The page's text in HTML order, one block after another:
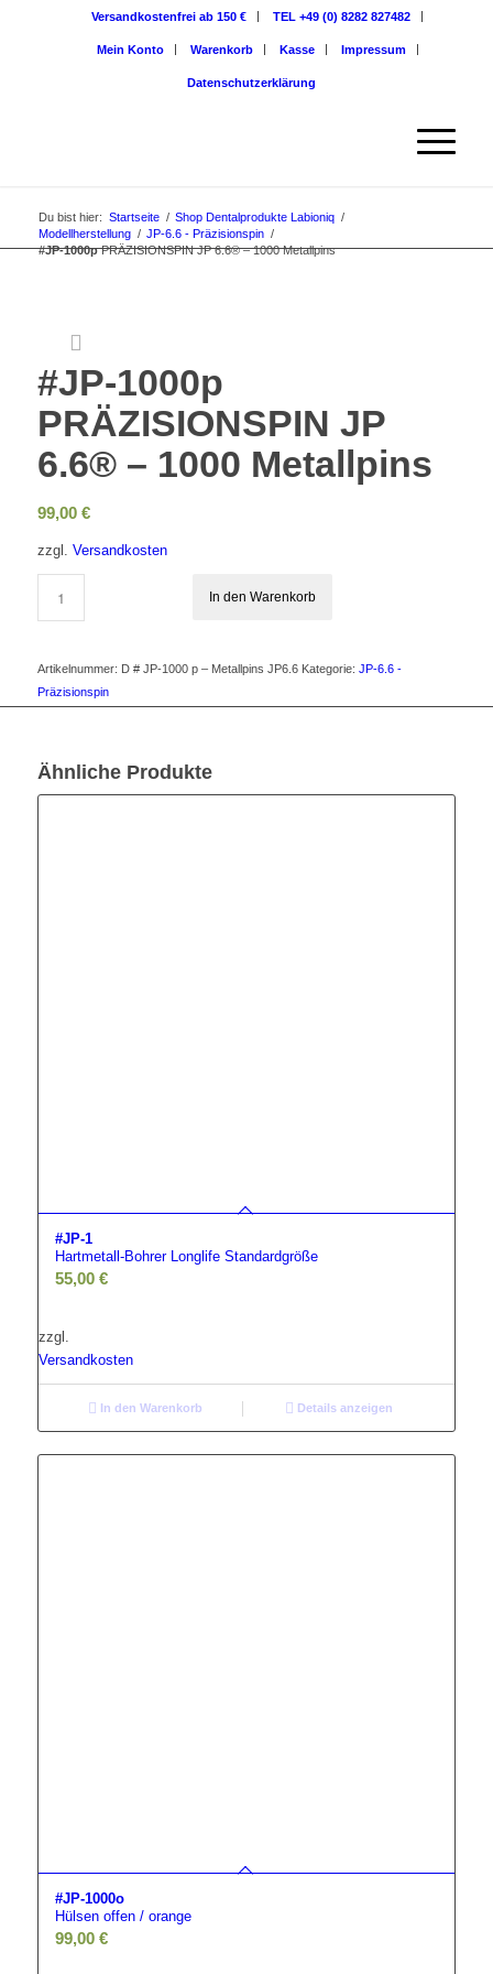
Versandkostenfrei ab 150 € TEL +49 (0) 8282 827482
Mein Konto Warenkorb Kasse Impressum
Datenschutzerklärung
Du bist hier: Startseite / Shop Dentalprodukte Labioniq /
Modellherstellung / JP-6.6 - Präzisionspin /
#JP-1000pPRÄZISIONSPIN JP 6.6® – 1000 Metallpins
#JP-1000p
PRÄZISIONSPIN JP
6.6® – 1000 Metallpins
99,00 €
zzgl. Versandkosten
In den Warenkorb
Artikelnummer: D # JP-1000 p – Metallpins JP6.6 Kategorie: JP-6.6 -
Präzisionspin
Ähnliche Produkte
#JP-1
Hartmetall-Bohrer Longlife Standardgröße
55,00 €
zzgl.
Versandkosten
In den Warenkorb Details anzeigen
#JP-1000o
Hülsen offen / orange
99,00 €